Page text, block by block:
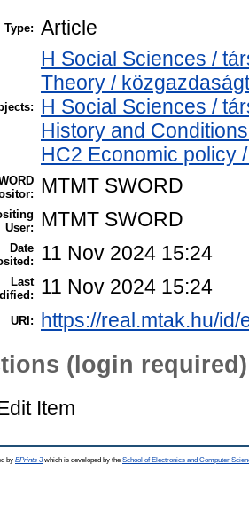
Type: Article
H Social Sciences /
Theory /
H Social Sciences /
History and
HC2 Economic policy
MTMT SWORD
User:
MTMT SWORD
Date 11 Nov 2024 15:24
Last 11 Nov 2024 15:24
URI: https://real.mtak.hu/id/
(login required)
Item
by EPrints 3which is developed by the School of Electronics and Computer